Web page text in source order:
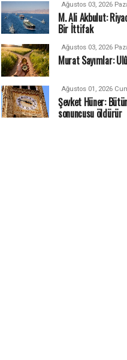
Ağustos 03, 2026
M. Ali Akbulut:
Bir İttifak
Ağustos 03, 2026
Murat Sayımlar:
Ağustos 01, 2026
Şevket Hüner:
sonuncusu öldürür